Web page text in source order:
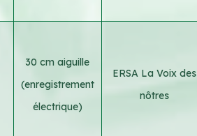
30 cm aiguille
(enregistrement
électrique)
ERSA La Voix des
nôtres